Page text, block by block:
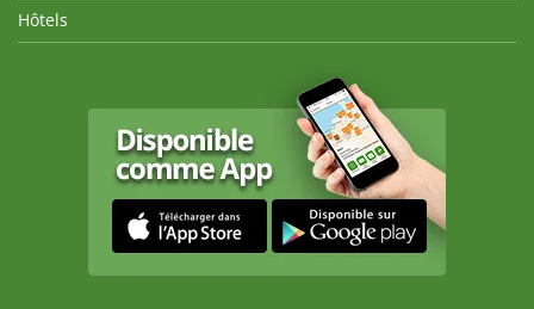
Hôtels